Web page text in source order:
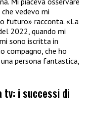
vedevo mi
futuro» racconta. «La
2022, quando mi
sono iscritta in
compagno, che ho
persona fantastica,
tv: i successi di